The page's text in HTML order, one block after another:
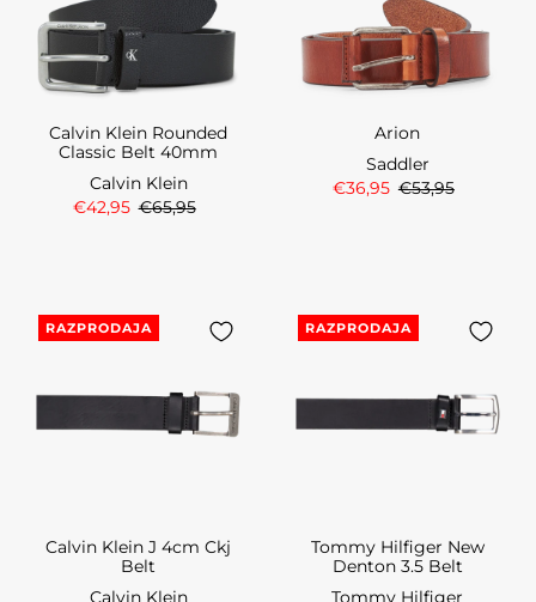
Calvin Klein Rounded
Classic Belt 40mm
Calvin Klein
€42,95 €65,95
Arion
Saddler
€36,95 €53,95
RAZPRODAJA
Calvin Klein J 4cm Ckj
Belt
Calvin Klein
RAZPRODAJA
Tommy Hilfiger New
Denton 3.5 Belt
Tommy Hilfiger